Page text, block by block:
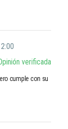
verificada
cumple con su